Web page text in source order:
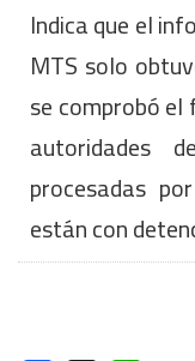
Indica que el
MTS solo
se comprobó
autoridades
procesadas
están con